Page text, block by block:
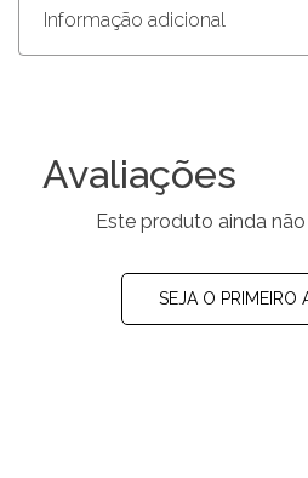
Informação adicional
Avaliações
Este produto ainda
SEJA O PRIMEIRO